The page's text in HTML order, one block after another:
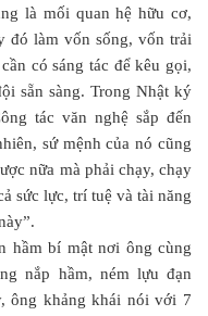
là mối quan hệ hữu cơ,
đó làm vốn sống, vốn trải
có sáng tác để kêu gọi,
sẵn sàng. Trong Nhật ký
tác văn nghệ sắp đến
sứ mệnh của nó cũng
nữa mà phải chạy, chạy
sức lực, trí tuệ và tài năng
hầm bí mật nơi ông cùng
nắp hầm, ném lựu đạn
ông khảng khái nói với 7